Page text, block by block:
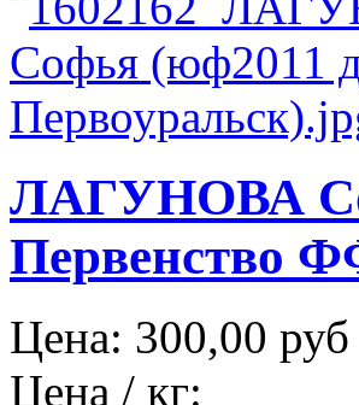
ЛАГУНОВА
Первенство
Цена: 300,00 руб
Цена / кг: